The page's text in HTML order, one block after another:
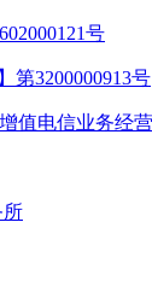
号
第3200000913号
值电信业务经
所